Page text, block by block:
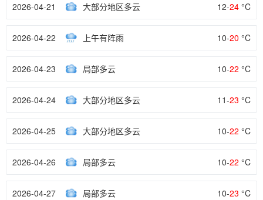
2026-04-21 大部分地区多云 12-24 °C
2026-04-22 上午有阵雨 10-20 °C
2026-04-23 局部多云 10-22 °C
2026-04-24 大部分地区多云 11-23 °C
2026-04-25 大部分地区多云 10-22 °C
2026-04-26 局部多云 10-22 °C
2026-04-27 局部多云 10-23 °C